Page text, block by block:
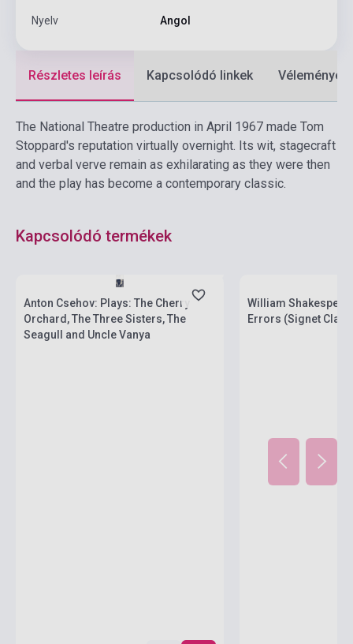
Nyelv Angol
Részletes leírás Kapcsolódó linkek Vélemények
The National Theatre production in April 1967 made Tom
Stoppard's reputation virtually overnight. Its wit, stagecraft
and verbal verve remain as exhilarating as they were then
and the play has become a contemporary classic.
Kapcsolódó termékek
Anton Csehov: Plays: The Cherry
Orchard, The Three Sisters, The
Seagull and Uncle Vanya
William
Errors (Signet